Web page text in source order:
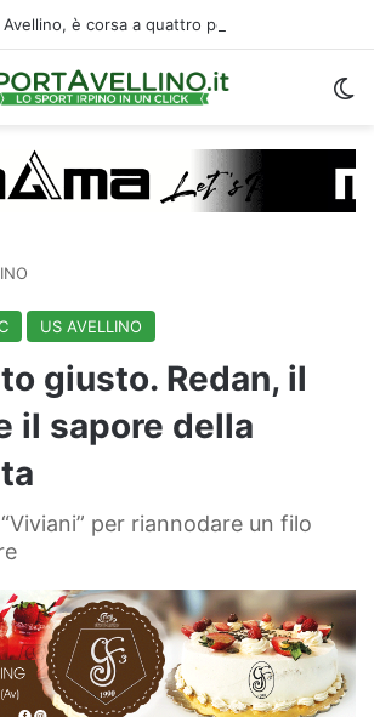
US AVELLINO
giusto. Redan, il
il sapore della
“Viviani” per riannodare un filo